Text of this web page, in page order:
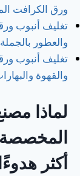
ورق الكرافت
تغليف أنبوب
والعطور بالجملة
تغليف أنبوب
والقهوة
لماذا
أكثر